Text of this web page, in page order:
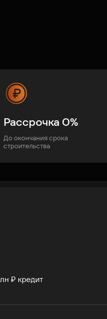
Рассрочка 0%
До окончания срока
строительства
₽ кредит